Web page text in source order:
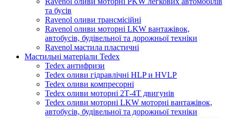
та бусів
Ravenol оливи трансмісійні
Ravenol оливи моторні LKW вантажівок,
автобусів, будівельної та дорожньої техніки
Ravenol мастила пластичні
Мастильні матеріали Tedex
Tedex антифризи
Tedex оливи гідравлічні HLP и HVLP
Tedex оливи компресорні
Tedex оливи моторні 2Т-4Т двигунів
Tedex оливи моторні LKW моторні вантажівок,
автобусів, будівельної та дорожньої техніки